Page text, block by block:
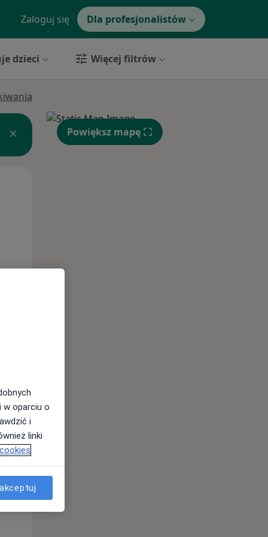
Zaloguj się Dla profesjonalistów
dzieci Więcej filtrów
Wt,
11 Sie
Powiększ mapę
w oparciu o
i
linki